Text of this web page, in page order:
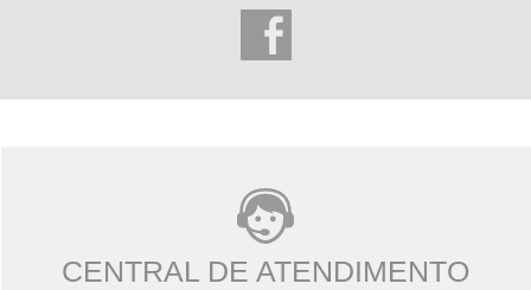
CENTRAL DE ATENDIMENTO